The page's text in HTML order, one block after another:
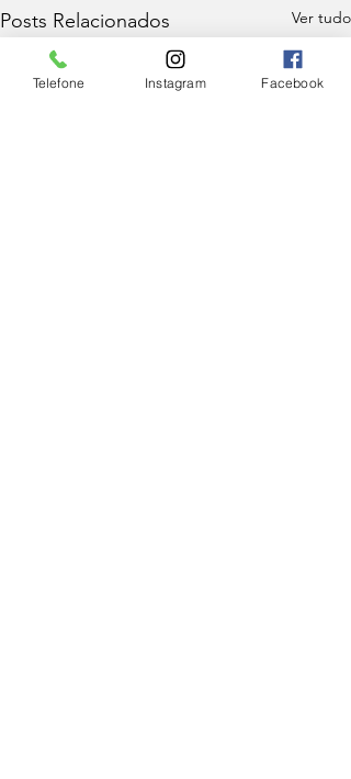
Posts Relacionados Ver tudo
Telefone Instagram Facebook